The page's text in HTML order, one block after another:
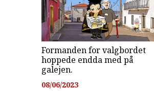
Formanden for valgbordet
hoppede endda med på
galejen.
08/06/2023